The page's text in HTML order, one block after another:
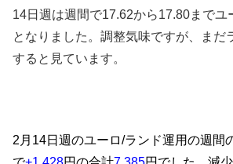
14日週は週間で17.62から17.80までユ
となりました。調整気味ですが、まだ
すると見ています。
2月14日週のユーロ/ランド運用の週間